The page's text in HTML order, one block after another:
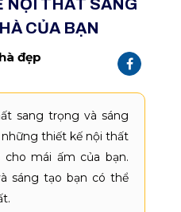
NỘI THẤT SÁNG
CỦA BẠN
đẹp
sang trọng và sáng
thiết kế nội thất
mái ấm của bạn.
sáng tạo bạn có thể